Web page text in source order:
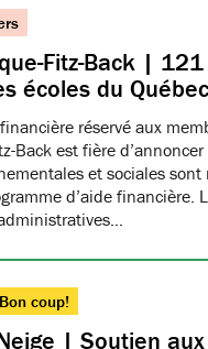
Fitz-Back |
écoles du Québec
réservé aux
Back est fière
et sociales
d’aide financière.
Bon coup!
| Soutien